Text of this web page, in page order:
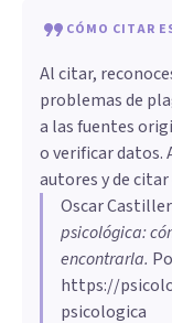
CÓMO CITAR
Al citar,
problemas de
a las fuentes
o verificar datos.
autores y de citar
Oscar
psicológica:
encontrarla.
https://
psicologica